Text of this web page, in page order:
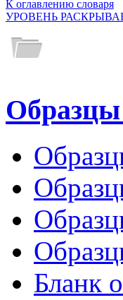
К оглавлению словаря
УРОВЕНЬ
Образцы
Бланк